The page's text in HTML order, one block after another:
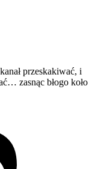
przeskakiwać, i
zasnąc błogo koło